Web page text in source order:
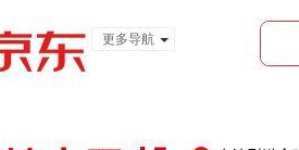
更多导航